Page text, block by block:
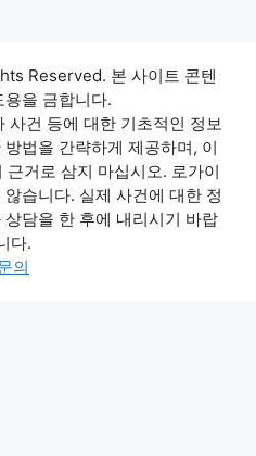
Reserved. 본 사이트 콘텐
용을 금합니다.
사건 등에 대한 기초적인 정보
법을 간략하게 제공하며, 이
거로 삼지 마십시오. 로가이
습니다. 실제 사건에 대한 정
담을 한 후에 내리시기 바랍
다.
의